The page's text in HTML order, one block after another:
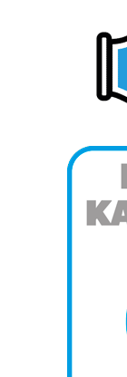
zerbitzuak
baliatzen gara.
erabiltzeko